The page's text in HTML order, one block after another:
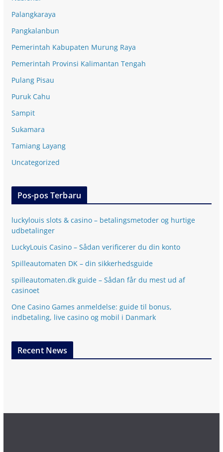
Palangkaraya
Pangkalanbun
Pemerintah Kabupaten Murung Raya
Pemerintah Provinsi Kalimantan Tengah
Pulang Pisau
Puruk Cahu
Sampit
Sukamara
Tamiang Layang
Uncategorized
Pos-pos Terbaru
luckylouis slots & casino – betalingsmetoder og hurtige
udbetalinger
LuckyLouis Casino – Sådan verificerer du din konto
Spilleautomaten DK – din sikkerhedsguide
spilleautomaten.dk guide – Sådan får du mest ud af
casinoet
One Casino Games anmeldelse: guide til bonus,
indbetaling, live casino og mobil i Danmark
Recent News